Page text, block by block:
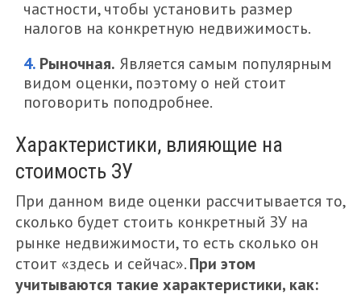
частности, чтобы установить размер
налогов на конкретную недвижимость.
Рыночная. Является самым популярным
видом оценки, поэтому о ней стоит
поговорить поподробнее.
Характеристики, влияющие на
стоимость ЗУ
При данном виде оценки рассчитывается то,
сколько будет стоить конкретный ЗУ на
рынке недвижимости, то есть сколько он
стоит «здесь и сейчас».При этом
учитываются такие характеристики, как: